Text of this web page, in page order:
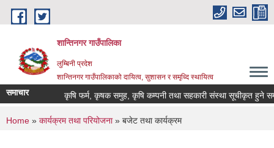
Skip to main content
शान्तिनगर गाउँपालिका
लुम्बिनी प्रदेश
शान्तिनगर गाउँपालिकाको दायित्व, सुशासन र समृध्दि स्थायित्व
समाचार कृषि फर्म, कृषक समुह, कृषि कम्पनी तथा सहकारी संस्था सूचीकृत हुने
You are here
Home » कार्यक्रम तथा परियोजना» बजेट तथा कार्यक्रम